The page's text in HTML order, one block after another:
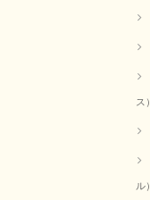
ス）
ル）